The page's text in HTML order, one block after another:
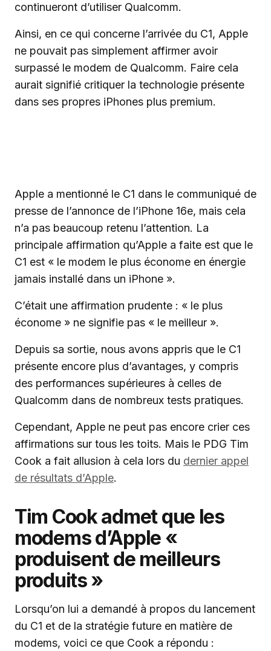
continueront d’utiliser Qualcomm.
Ainsi, en ce qui concerne l’arrivée du C1, Apple
ne pouvait pas simplement affirmer avoir
surpassé le modem de Qualcomm. Faire cela
aurait signifié critiquer la technologie présente
dans ses propres iPhones plus premium.
Apple a mentionné le C1 dans le communiqué de
presse de l’annonce de l’iPhone 16e, mais cela
n’a pas beaucoup retenu l’attention. La
principale affirmation qu’Apple a faite est que le
C1 est « le modem le plus économe en énergie
jamais installé dans un iPhone ».
C’était une affirmation prudente : « le plus
économe » ne signifie pas « le meilleur ».
Depuis sa sortie, nous avons appris que le C1
présente encore plus d’avantages, y compris
des performances supérieures à celles de
Qualcomm dans de nombreux tests pratiques.
Cependant, Apple ne peut pas encore crier ces
affirmations sur tous les toits. Mais le PDG Tim
Cook a fait allusion à cela lors du dernier appel
de résultats d’Apple.
Tim Cook admet que les
modems d’Apple «
produisent de meilleurs
produits »
Lorsqu’on lui a demandé à propos du lancement
du C1 et de la stratégie future en matière de
modems, voici ce que Cook a répondu :